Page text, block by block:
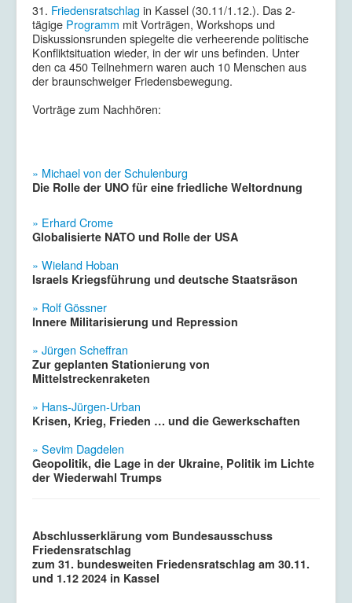
31. Friedensratschlag in Kassel (30.11/1.12.). Das 2-
tägige Programm mit Vorträgen, Workshops und
Diskussionsrunden spiegelte die verheerende politische
Konfliktsituation wieder, in der wir uns befinden. Unter
den ca 450 Teilnehmern waren auch 10 Menschen aus
der braunschweiger Friedensbewegung.
Vorträge zum Nachhören:
» Michael von der Schulenburg
Die Rolle der UNO für eine friedliche Weltordnung
» Erhard Crome
Globalisierte NATO und Rolle der USA
» Wieland Hoban
Israels Kriegsführung und deutsche Staatsräson
» Rolf Gössner
Innere Militarisierung und Repression
» Jürgen Scheffran
Zur geplanten Stationierung von
Mittelstreckenraketen
» Hans-Jürgen-Urban
Krisen, Krieg, Frieden … und die Gewerkschaften
» Sevim Dagdelen
Geopolitik, die Lage in der Ukraine, Politik im Lichte
der Wiederwahl Trumps
Abschlusserklärung vom Bundesausschuss
Friedensratschlag
zum 31. bundesweiten Friedensratschlag am 30.11.
und 1.12 2024 in Kassel